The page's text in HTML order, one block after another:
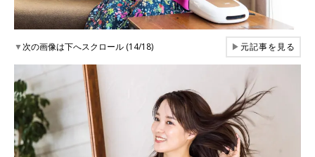
▼次の画像は下へスクロール (14/18) ▶元記事を見る